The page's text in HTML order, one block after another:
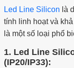
Led Line Silicon là
tính linh hoạt và
là một số loại phổ
1. Led Line
(IP20/IP33):